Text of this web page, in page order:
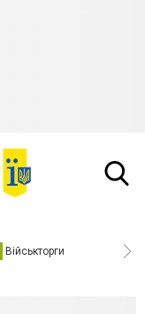
Військторги